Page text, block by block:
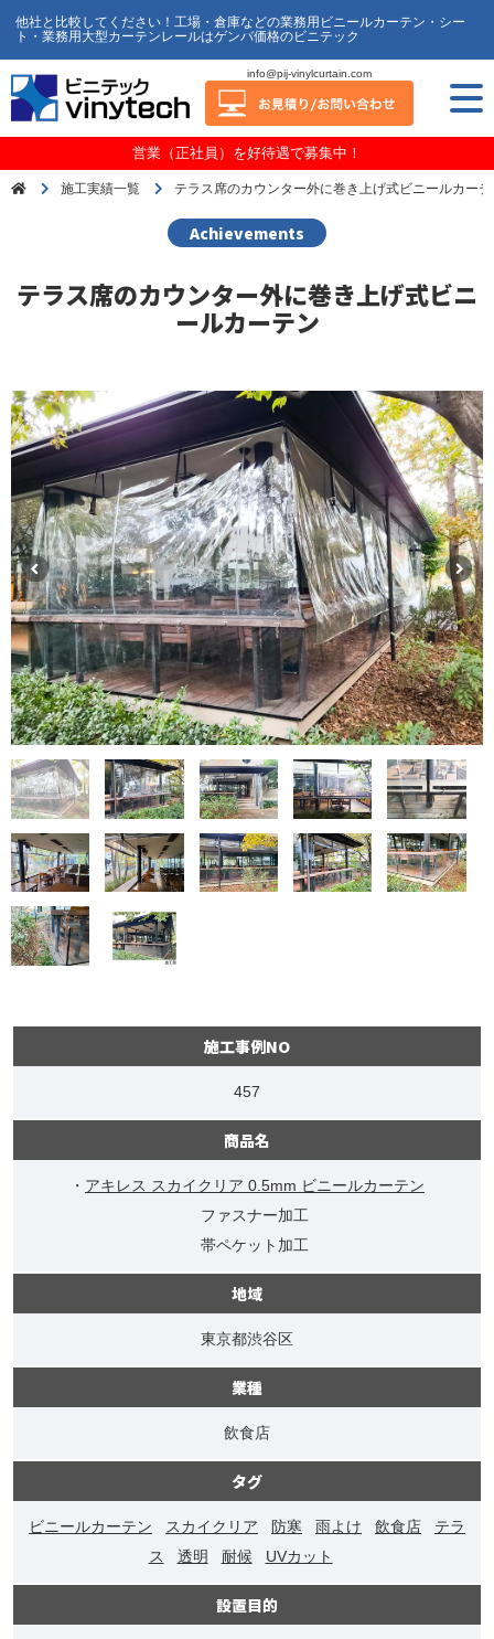
他社と比較してください！工場・倉庫などの業務用ビニールカーテン・シー
ト・業務用大型カーテンレールはゲンバ価格のビニテック
info@pij-vinylcurtain.com
営業（正社員）を好待遇で募集中！
施工実績一覧 テラス席のカウンター外に巻き上げ式ビニールカー
Achievements
テラス席のカウンター外に巻き上げ式ビニ
ールカーテン
施工事例NO
457
商品名
・ アキレス スカイクリア 0.5mm ビニールカーテン
ファスナー加工
帯ペケット加工
地域
東京都渋谷区
業種
飲食店
タグ
ビニールカーテン スカイクリア 防寒 雨よけ 飲食店
テラ
ス
透明 耐候 UVカット
設置目的